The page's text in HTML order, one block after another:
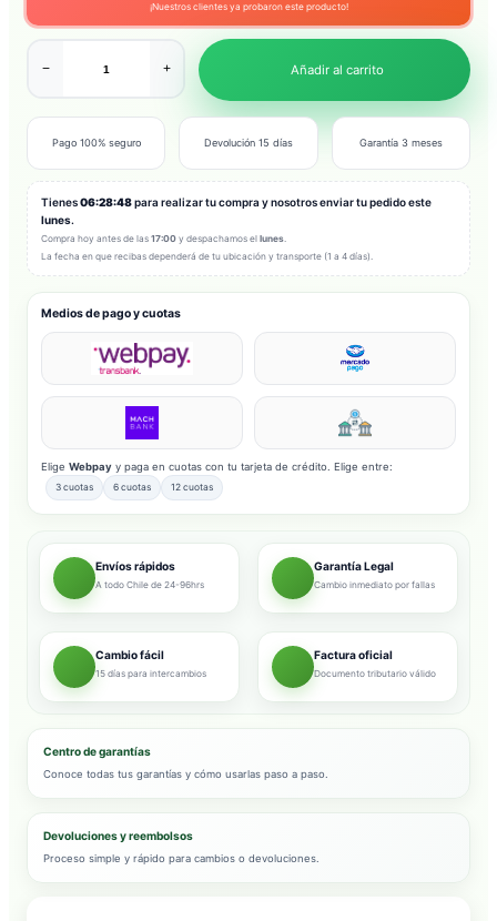
¡Nuestros clientes ya probaron este producto!
− + Añadir al carrito
Pago 100% seguro Devolución 15 días Garantía 3 meses
Tienes06:28:46para realizar tu compra y nosotros enviar tu pedido este
lunes.
Compra hoy antes de las 17:00 y despachamos el lunes.
La fecha en que recibas dependerá de tu ubicación y transporte (1 a 4 días).
Medios de pago y cuotas
Elige Webpay y paga en cuotas con tu tarjeta de crédito. Elige entre:
3 cuotas 6 cuotas 12 cuotas
Envíos rápidos
A todo Chile de 24-96hrs
Garantía Legal
Cambio inmediato por fallas
Cambio fácil
15 días para intercambios
Factura oficial
Documento tributario válido
Centro de garantías
Conoce todas tus garantías y cómo usarlas paso a paso.
Devoluciones y reembolsos
Proceso simple y rápido para cambios o devoluciones.